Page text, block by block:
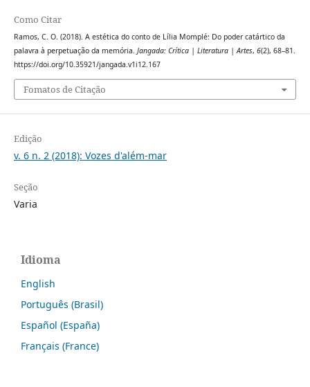
Como Citar
Ramos, C. O. (2018). A estética do conto de Lília Momplé: Do poder catártico da
palavra à perpetuação da memória. Jangada: Crítica | Literatura | Artes, 6(2), 68–81.
https://doi.org/10.35921/jangada.v1i12.167
Fomatos de Citação
Edição
v. 6 n. 2 (2018): Vozes d'além-mar
Seção
Varia
Idioma
English
Português (Brasil)
Español (España)
Français (France)